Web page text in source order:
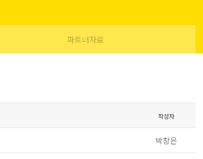
파트너자료
작성자
박창은